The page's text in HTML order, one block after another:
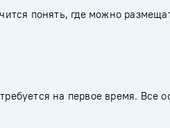
понять, где можно
на первое время. Все